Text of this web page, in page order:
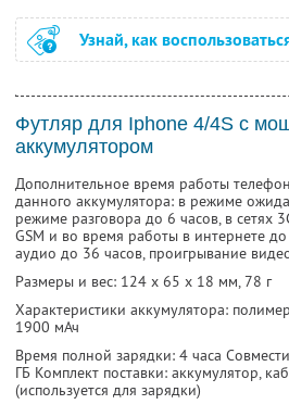
Узнай, как
Футляр для Iphone 4/4S c
аккумулятором
Дополнительное время работы
данного аккумулятора: в режиме
режиме разговора до 6 часов, в сетях
GSM и во время работы в интернете
аудио до 36 часов, проигрывание
Размеры и вес: 124 х 65 х 18 мм, 78 г
Характеристики аккумулятора:
1900 мАч
Время полной зарядки: 4 часа
ГБ Комплект поставки: аккумулятор,
(используется для зарядки)